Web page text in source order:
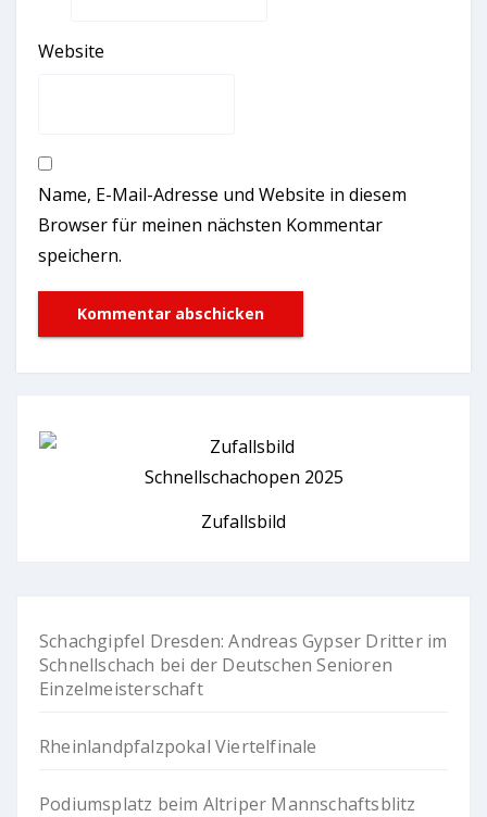
Website
Name, E-Mail-Adresse und Website in diesem
Browser für meinen nächsten Kommentar
speichern.
Schnellschachopen 2025
Zufallsbild
Schachgipfel Dresden: Andreas Gypser Dritter im
Schnellschach bei der Deutschen Senioren
Einzelmeisterschaft
Rheinlandpfalzpokal Viertelfinale
Podiumsplatz beim Altriper Mannschaftsblitz